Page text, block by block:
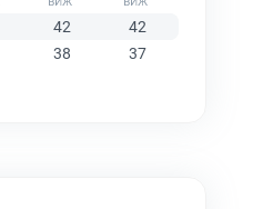
42
42
38 37